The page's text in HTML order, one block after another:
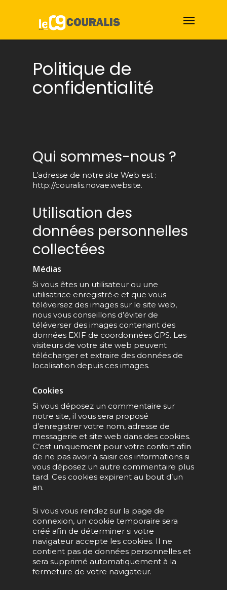
Politique de
confidentialité
Qui sommes-nous ?
L’adresse de notre site Web est :
http://couralis.novae.website.
Utilisation des
données personnelles
collectées
Médias
Si vous êtes un utilisateur ou une
utilisatrice enregistré·e et que vous
téléversez des images sur le site web,
nous vous conseillons d’éviter de
téléverser des images contenant des
données EXIF de coordonnées GPS. Les
visiteurs de votre site web peuvent
télécharger et extraire des données de
localisation depuis ces images.
Cookies
Si vous déposez un commentaire sur
notre site, il vous sera proposé
d’enregistrer votre nom, adresse de
messagerie et site web dans des cookies.
C’est uniquement pour votre confort afin
de ne pas avoir à saisir ces informations si
vous déposez un autre commentaire plus
tard. Ces cookies expirent au bout d’un
an.
Si vous vous rendez sur la page de
connexion, un cookie temporaire sera
créé afin de déterminer si votre
navigateur accepte les cookies. Il ne
contient pas de données personnelles et
sera supprimé automatiquement à la
fermeture de votre navigateur.